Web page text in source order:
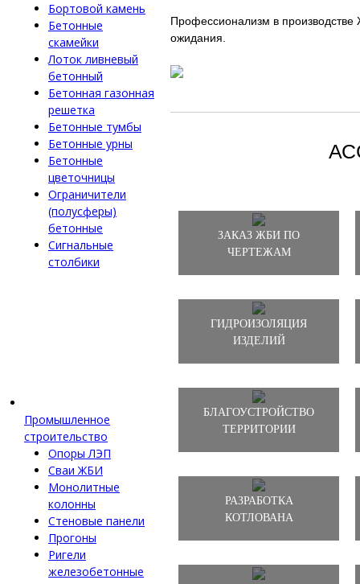
Бортовой камень
Бетонные
скамейки
Лоток ливневый
бетонный
Бетонная газонная
решетка
Бетонные тумбы
Бетонные урны
Бетонные
цветочницы
Ограничители
(полусферы)
бетонные
Сигнальные
столбики
Промышленное
строительство
Опоры ЛЭП
Сваи ЖБИ
Монолитные
колонны
Стеновые панели
Прогоны
Ригели
железобетонные
Профессионализм в
ожидания.
ЗАКАЗ ЖБИ ПО
ЧЕРТЕЖАМ
ГИДРОИЗОЛЯЦИЯ
ИЗДЕЛИЙ
БЛАГОУСТРОЙСТВО
ТЕРРИТОРИИ
РАЗРАБОТКА
КОТЛОВАНА